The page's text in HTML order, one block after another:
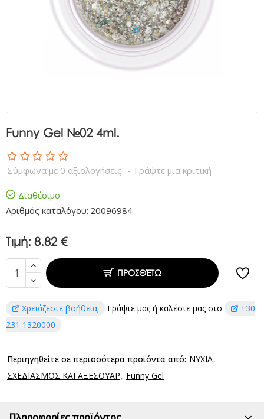
Funny Gel №02 4ml.
Διαθέσιμο
Αριθμός καταλόγου: 20096984
Σύμφωνα με 0 αξιολογήσεις. - Γράψτε μια κριτική
Τιμή: 8.82 €
ΠΡΟΣΘΈΤΩ
Χρειάζεστε βοήθεια; Γράψτε μας ή καλέστε μας στο
+30
231 1320000
Περιηγηθείτε σε περισσότερα προϊόντα από: ΝΥΧΙΑ
ΣΧΕΔΙΑΣΜΟΣ ΚΑΙ ΑΞΕΣΟΥΑΡ
Funny Gel